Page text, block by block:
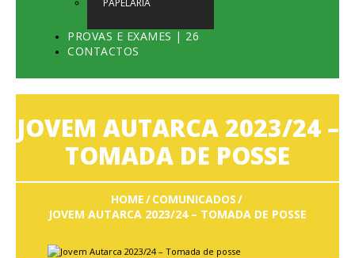
PAPELARIA
PROVAS E EXAMES | 26
CONTACTOS
JOVEM AUTARCA 2023/24 –
TOMADA DE POSSE
HOME
COMUNICADOS
JOVEM AUTARCA 2023/24 – TOMADA DE POSSE